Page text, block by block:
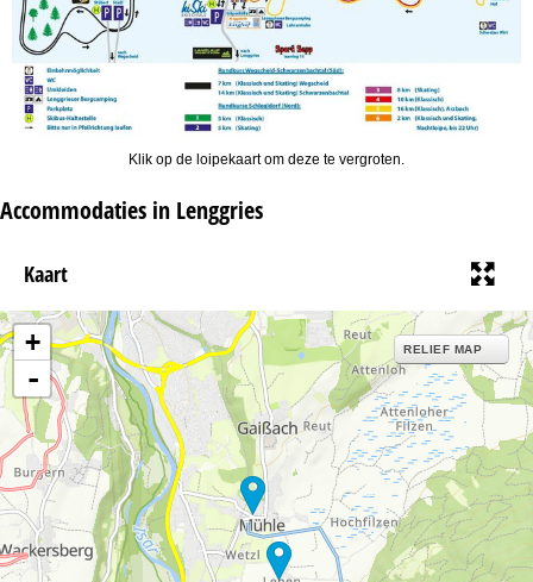
Klik op de loipekaart om deze te vergroten.
Accommodaties in Lenggries
Kaart
+
-
RELIEF MAP